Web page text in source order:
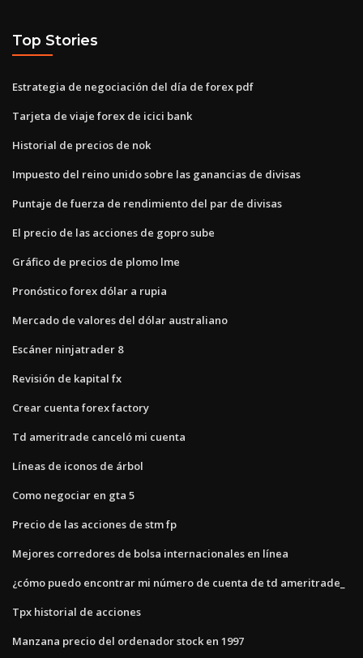
Top Stories
Estrategia de negociación del día de forex pdf
Tarjeta de viaje forex de icici bank
Historial de precios de nok
Impuesto del reino unido sobre las ganancias de divisas
Puntaje de fuerza de rendimiento del par de divisas
El precio de las acciones de gopro sube
Gráfico de precios de plomo lme
Pronóstico forex dólar a rupia
Mercado de valores del dólar australiano
Escáner ninjatrader 8
Revisión de kapital fx
Crear cuenta forex factory
Td ameritrade canceló mi cuenta
Líneas de iconos de árbol
Como negociar en gta 5
Precio de las acciones de stm fp
Mejores corredores de bolsa internacionales en línea
¿cómo puedo encontrar mi número de cuenta de td ameritrade_
Tpx historial de acciones
Manzana precio del ordenador stock en 1997